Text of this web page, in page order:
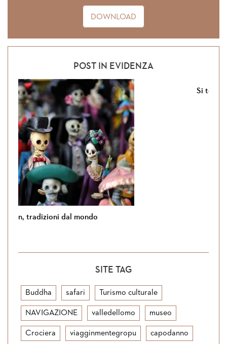
DOWNLOAD
POST IN EVIDENZA
Si torna in Giordania
SITE TAG
Buddha safari Turismo culturale
NAVIGAZIONE valledellomo museo
Crociera viagginmentegropu capodanno